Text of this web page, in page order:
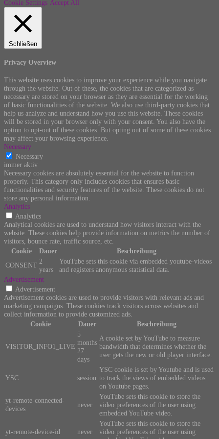
Cookie Settings Accept All
Schließen
Privacy Overview
This website uses cookies to improve your experience while you navigate
through the website. Out of these, the cookies that are categorized as
necessary are stored on your browser as they are essential for the working
of basic functionalities of the website. We also use third-party cookies that
help us analyze and understand how you use this website. These cookies
will be stored in your browser only with your consent. You also have the
option to opt-out of these cookies. But opting out of some of these cookies
may affect your browsing experience.
Necessary
Necessary
immer aktiv
Necessary cookies are absolutely essential for the website to function
properly. This category only includes cookies that ensures basic
functionalities and security features of the website. These cookies do not
store any personal information.
Analytics
Analytics
Analytical cookies are used to understand how visitors interact with the
website. These cookies help provide information on metrics the number of
visitors, bounce rate, traffic source, etc.
Cookie
Dauer
Beschreibung
CONSENT 2
years
YouTube sets this cookie via embedded youtube-videos
and registers anonymous statistical data.
Advertisement
Advertisement
Advertisement cookies are used to provide visitors with relevant ads and
marketing campaigns. These cookies track visitors across websites and
collect information to provide customized ads.
Cookie
Dauer Beschreibung
VISITOR_INFO1_LIVE
5
months
27
days
A cookie set by YouTube to measure
bandwidth that determines whether the
user gets the new or old player interface.
YSC session
YSC cookie is set by Youtube and is used
to track the views of embedded videos
on Youtube pages.
yt-remote-connected-
devices
never
YouTube sets this cookie to store the
video preferences of the user using
embedded YouTube video.
yt-remote-device-id never
YouTube sets this cookie to store the
video preferences of the user using